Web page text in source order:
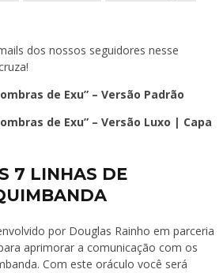
dos nossos seguidores nesse
de Exu” – Versão Padrão
de Exu” – Versão Luxo | Capa
7 LINHAS DE
por Douglas Rainho em parceria
aprimorar a comunicação com os
Com este oráculo você será